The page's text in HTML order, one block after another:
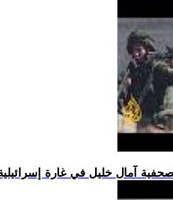
آمال خليل في غارة